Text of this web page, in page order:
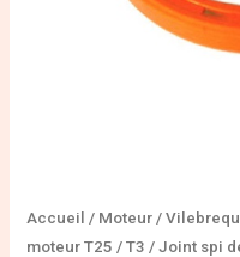
Accueil / Moteur /
moteur T25 / T3 / Joint spi